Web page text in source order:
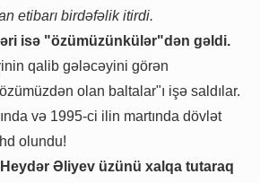
etibarı birdəfəlik itirdi.
isə "özümüzünkülər"dən gəldi.
qalib gələcəyini görən
olan baltalar"ı işə saldılar.
və 1995-ci ilin martında dövlət
olundu!
Əliyev üzünü xalqa tutaraq